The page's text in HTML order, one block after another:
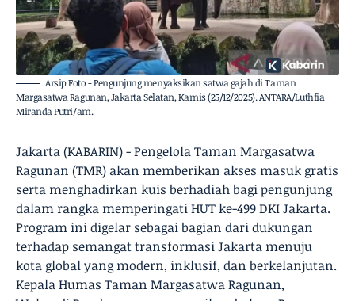
Arsip Foto - Pengunjung menyaksikan satwa gajah di Taman
Margasatwa Ragunan, Jakarta Selatan, Kamis (25/12/2025). ANTARA/Luthfia
Miranda Putri/am.
Jakarta (KABARIN) - Pengelola Taman Margasatwa
Ragunan (TMR) akan memberikan akses masuk gratis
serta menghadirkan kuis berhadiah bagi pengunjung
dalam rangka memperingati HUT ke-499 DKI Jakarta.
Program ini digelar sebagai bagian dari dukungan
terhadap semangat transformasi Jakarta menuju
kota global yang modern, inklusif, dan berkelanjutan.
Kepala Humas Taman Margasatwa Ragunan,